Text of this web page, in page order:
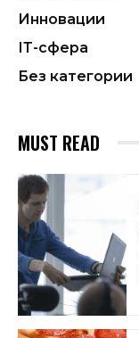
Инновации
ІТ-сфера
Без категории
MUST READ